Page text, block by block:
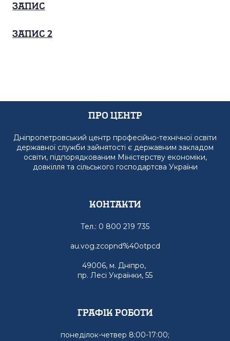
Запис
Запис 2
Про Центр
Дніпропетровський центр професійно-технічної освіти
державної служби зайнятості є державним закладом
освіти, підпорядкованим Міністерству економіки,
довкілля та сільського господартсва України
Контакти
Тел.: 0 800 219 735
au.vog.zcopnd%40otpcd
49006, м. Дніпро,
пр. Лесі Українки, 55
графік роботи
понеділок-четвер 8:00-17:00;